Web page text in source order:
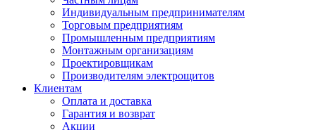
Индивидуальным предпринимателям
Торговым предприятиям
Промышленным предприятиям
Монтажным организациям
Проектировщикам
Производителям электрощитов
Клиентам
Оплата и доставка
Гарантия и возврат
Акции